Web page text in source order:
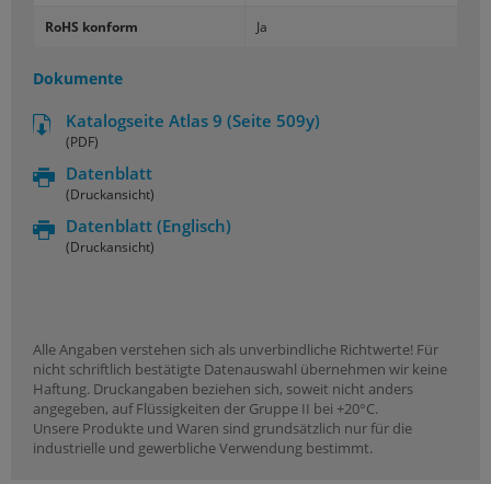
RoHS konform Ja
Dokumente
Katalogseite Atlas 9 (Seite 509y)
(PDF)
Datenblatt
(Druckansicht)
Datenblatt (Englisch)
(Druckansicht)
Alle Angaben verstehen sich als unverbindliche Richtwerte! Für
nicht schriftlich bestätigte Datenauswahl übernehmen wir keine
Haftung. Druckangaben beziehen sich, soweit nicht anders
angegeben, auf Flüssigkeiten der Gruppe II bei +20°C.
Unsere Produkte und Waren sind grundsätzlich nur für die
industrielle und gewerbliche Verwendung bestimmt.